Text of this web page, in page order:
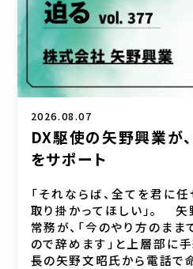
2026.08.07
DX駆使の矢野興業が
をサポート
「それならば、全てを君に
取り掛かってほしい」。 矢
常務が、「今のやり方のま
ので辞めます」と上層部に
長の矢野文昭氏から電話